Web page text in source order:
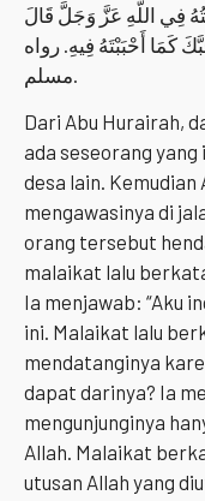
فِي اللَّهِ عَزَّ وَجَلَّ قَالَ
كَمَا أَحْبَبْتَهُ فِيهِ. رواه
Dari Abu Hurairah,
ada seseorang yang
desa lain.
mengawasinya di
orang tersebut
malaikat lalu
Ia menjawab: “Aku
ini. Malaikat lalu
mendatanginya
dapat darinya? Ia
mengunjunginya
Allah. Malaikat
utusan Allah yang